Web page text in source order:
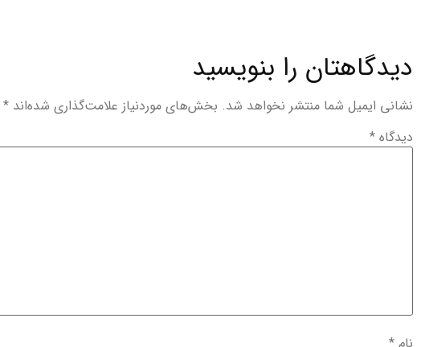
دیدگاهتان را بنویسید
نشانی ایمیل شما منتشر نخواهد شد. بخش‌های موردنیاز علامت‌گذاری شده‌اند *
دیدگاه *